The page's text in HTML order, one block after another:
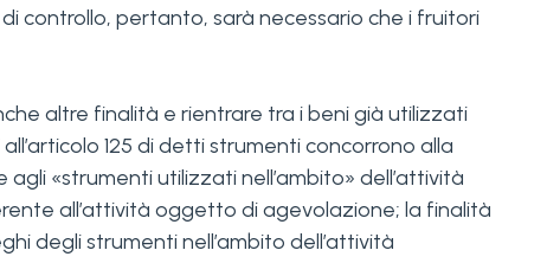
controllo, pertanto, sarà necessario che i fruitori
altre finalità e rientrare tra i beni già utilizzati
125 di detti strumenti concorrono alla
«strumenti utilizzati nell’ambito» dell’attività
all’attività oggetto di agevolazione; la finalità
degli strumenti nell’ambito dell’attività